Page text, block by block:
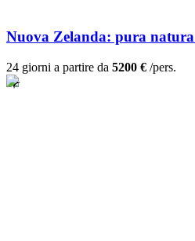
Nuova Zelanda: pura
24 giorni a partire da 5200 € /pers.